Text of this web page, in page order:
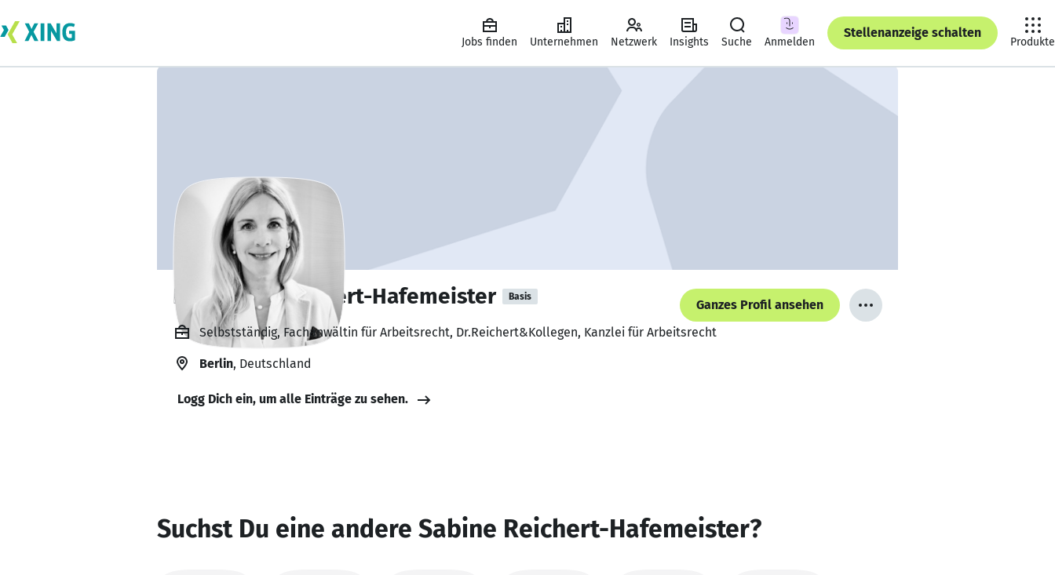
Jobs finden Unternehmen Netzwerk Insights Suche Anmelden
Stellenanzeige schalten
Produkte
Dr. Sabine Reichert-Hafemeister Basis
Ganzes Profil ansehen
Selbstständig, Fachanwältin für Arbeitsrecht, Dr.Reichert&Kollegen, Kanzlei für Arbeitsrecht
Berlin, Deutschland
Logg Dich ein, um alle Einträge zu sehen.
Suchst Du eine andere Sabine Reichert-Hafemeister?